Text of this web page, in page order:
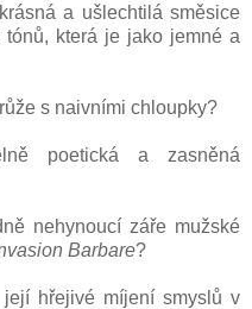
a ušlechtilá směsice
která je jako jemné a
s naivními chloupky?
poetická a zasněná
nehynoucí záře mužské
Barbare?
hřejivé míjení smyslů v